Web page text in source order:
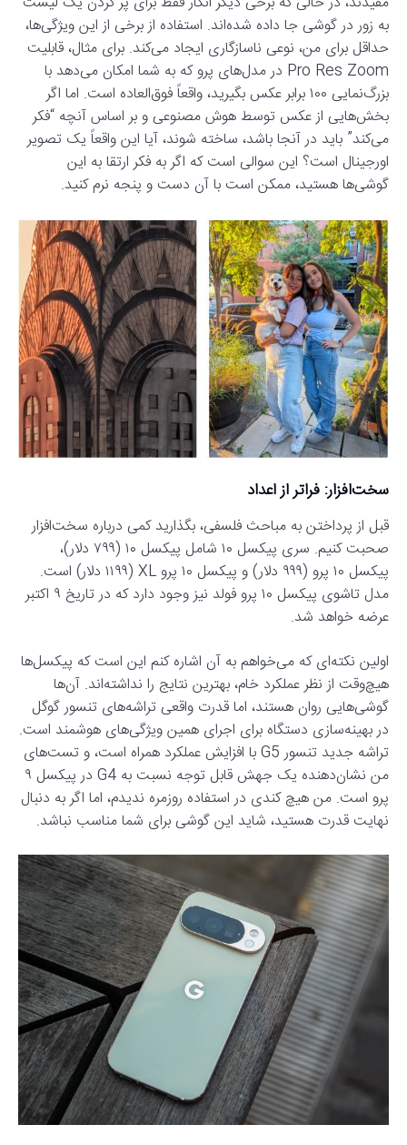
به زور در گوشی جا داده شده‌اند. استفاده از برخی از این ویژگی‌ها،
حداقل برای من، نوعی ناسازگاری ایجاد می‌کند. برای مثال، قابلیت
Pro Res Zoom در مدل‌های پرو که به شما امکان می‌دهد با
بزرگ‌نمایی ۱۰۰ برابر عکس بگیرید، واقعاً فوق‌العاده است. اما اگر
بخش‌هایی از عکس توسط هوش مصنوعی و بر اساس آنچه “فکر
می‌کند” باید در آنجا باشد، ساخته شوند، آیا این واقعاً یک تصویر
اورجینال است؟ این سوالی است که اگر به فکر ارتقا به این
گوشی‌ها هستید، ممکن است با آن دست و پنجه نرم کنید.
سخت‌افزار: فراتر از اعداد
قبل از پرداختن به مباحث فلسفی، بگذارید کمی درباره سخت‌افزار
صحبت کنیم. سری پیکسل ۱۰ شامل پیکسل ۱۰ (۷۹۹ دلار)،
پیکسل ۱۰ پرو (۹۹۹ دلار) و پیکسل ۱۰ پرو XL (۱۱۹۹ دلار) است.
مدل تاشوی پیکسل ۱۰ پرو فولد نیز وجود دارد که در تاریخ ۹ اکتبر
عرضه خواهد شد.
اولین نکته‌ای که می‌خواهم به آن اشاره کنم این است که پیکسل‌ها
هیچ‌وقت از نظر عملکرد خام، بهترین نتایج را نداشته‌اند. آن‌ها
گوشی‌هایی روان هستند، اما قدرت واقعی تراشه‌های تنسور گوگل
در بهینه‌سازی دستگاه برای اجرای همین ویژگی‌های هوشمند است.
تراشه جدید تنسور G5 با افزایش عملکرد همراه است، و تست‌های
من نشان‌دهنده یک جهش قابل توجه نسبت به G4 در پیکسل ۹
پرو است. من هیچ کندی در استفاده روزمره ندیدم، اما اگر به دنبال
نهایت قدرت هستید، شاید این گوشی برای شما مناسب نباشد.